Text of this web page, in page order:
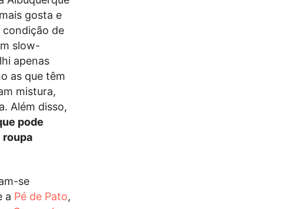
gosta e
condição de
slow-
apenas
as que têm
mistura,
Além disso,
pode
roupa
se
a Pé de Pato,